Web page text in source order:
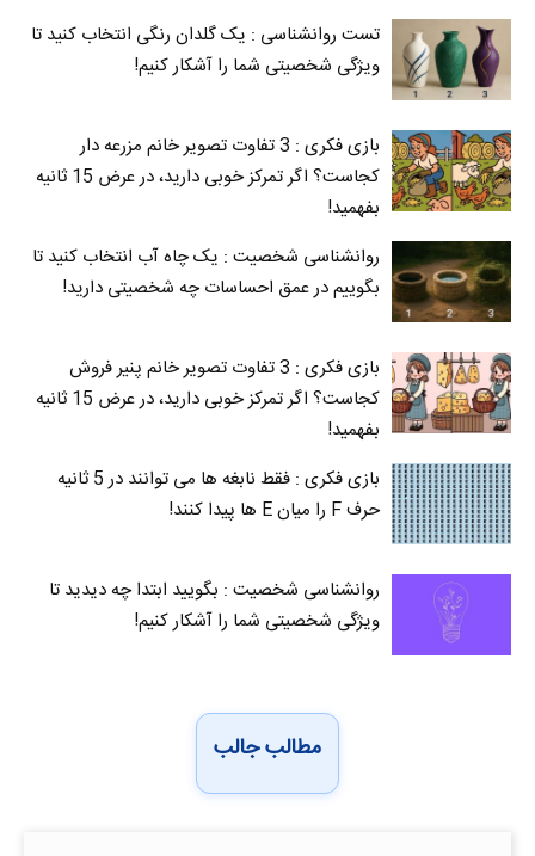
تست روانشناسی : یک گلدان رنگی انتخاب کنید تا
ویژگی شخصیتی شما را آشکار کنیم!
بازی فکری : 3 تفاوت تصویر خانم مزرعه دار
کجاست؟ اگر تمرکز خوبی دارید، در عرض 15 ثانیه
بفهمید!
روانشناسی شخصیت : یک چاه آب انتخاب کنید تا
بگوییم در عمق احساسات چه شخصیتی دارید!
بازی فکری : 3 تفاوت تصویر خانم پنیر فروش
کجاست؟ اگر تمرکز خوبی دارید، در عرض 15 ثانیه
بفهمید!
بازی فکری : فقط نابغه ها می توانند در 5 ثانیه
حرف F را میان E‌ ها پیدا کنند!
روانشناسی شخصیت : بگویید ابتدا چه دیدید تا
ویژگی شخصیتی شما را آشکار کنیم!
مطالب جالب